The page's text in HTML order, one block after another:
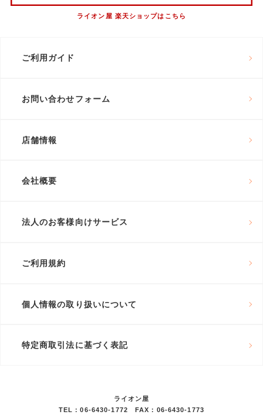
ライオン屋 楽天ショップはこちら
ご利用ガイド
お問い合わせフォーム
店舗情報
会社概要
法人のお客様向けサービス
ご利用規約
個人情報の取り扱いについて
特定商取引法に基づく表記
ライオン屋
TEL：06-6430-1772 FAX：06-6430-1773